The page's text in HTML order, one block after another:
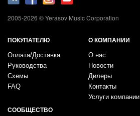
2005-2026 © Yerasov Music Corporation
ПОКУПАТЕЛЮ
Оплата/Доставка
Руководства
Схемы
FAQ
О КОМПАНИИ
О нас
Новости
Дилеры
Контакты
Услуги компании
СООБЩЕСТВО